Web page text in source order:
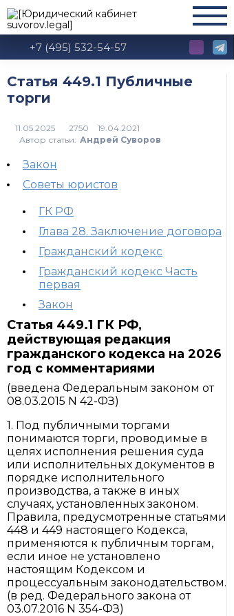
+7 (495) 532-54-57
Статья 449.1 Публичные
торги
2750
Автор статьи: Андрей Суворов
Закон
Советы юристов
ГК РФ
Глава 28. Заключение договора
Гражданский кодекс
Гражданский кодекс Часть
первая
Закон
Статья 449.1 ГК РФ,
действующая редакция
гражданского кодекса на 2026
год с комментариями
(введена Федеральным законом от
08.03.2015 N 42-ФЗ)
1. Под публичными торгами
понимаются торги, проводимые в
целях исполнения решения суда
или исполнительных документов в
порядке исполнительного
производства, а также в иных
случаях, установленных законом.
Правила, предусмотренные статьями
448 и 449 настоящего Кодекса,
применяются к публичным торгам,
если иное не установлено
настоящим Кодексом и
процессуальным законодательством.
(в ред. Федерального закона от
03.07.2016 N 354-ФЗ)